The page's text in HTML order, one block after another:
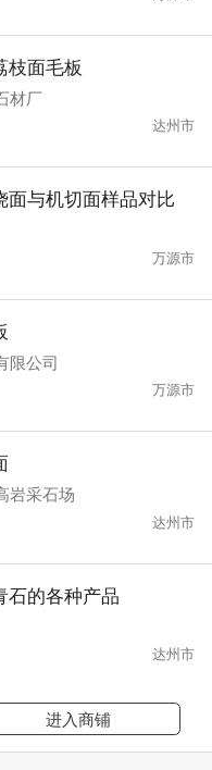
枝面毛板
材厂
达州市
面与机切面样品对比
万源市
限公司
万源市
岩采石场
达州市
石的各种产品
达州市
进入商铺